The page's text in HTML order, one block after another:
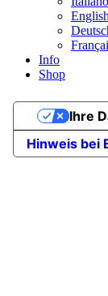
English
Info
Shop
Hinweis bei
Ihre